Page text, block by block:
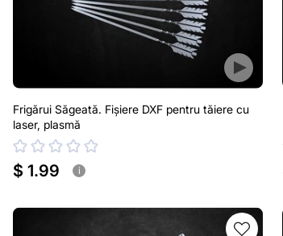
Frigărui Săgeată. Fișiere DXF pentru tăiere cu
laser, plasmă
$ 1.99 i